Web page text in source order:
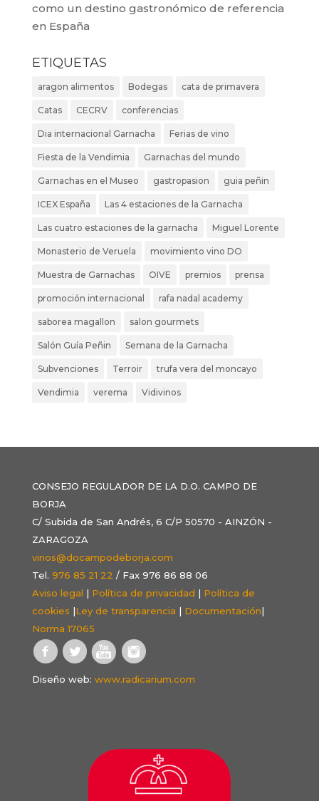
como un destino gastronómico de referencia
en España
ETIQUETAS
aragon alimentos Bodegas cata de primavera
Catas CECRV conferencias
Dia internacional Garnacha Ferias de vino
Fiesta de la Vendimia Garnachas del mundo
Garnachas en el Museo gastropasion guia peñin
ICEX España Las 4 estaciones de la Garnacha
Las cuatro estaciones de la garnacha Miguel Lorente
Monasterio de Veruela movimiento vino DO
Muestra de Garnachas OIVE premios prensa
promoción internacional rafa nadal academy
saborea magallon salon gourmets
Salón Guía Peñin Semana de la Garnacha
Subvenciones Terroir trufa vera del moncayo
Vendimia verema Vidivinos
CONSEJO REGULADOR DE LA D.O. CAMPO DE
BORJA
C/ Subida de San Andrés, 6 C/P 50570 - AINZÓN -
ZARAGOZA
vinos@docampodeborja.com
Tel. 976 85 21 22 / Fax 976 86 88 06
Aviso legal | Política de privacidad | Política de
cookies |Ley de transparencia | Documentación|
Norma 17065
Diseño web: www.radicarium.com